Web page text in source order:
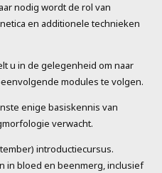
nodig wordt de rol van
en additionele technieken
u in de gelegenheid om naar
modules te volgen.
enige basiskennis van
verwacht.
introductiecursus.
in bloed en beenmerg, inclusief